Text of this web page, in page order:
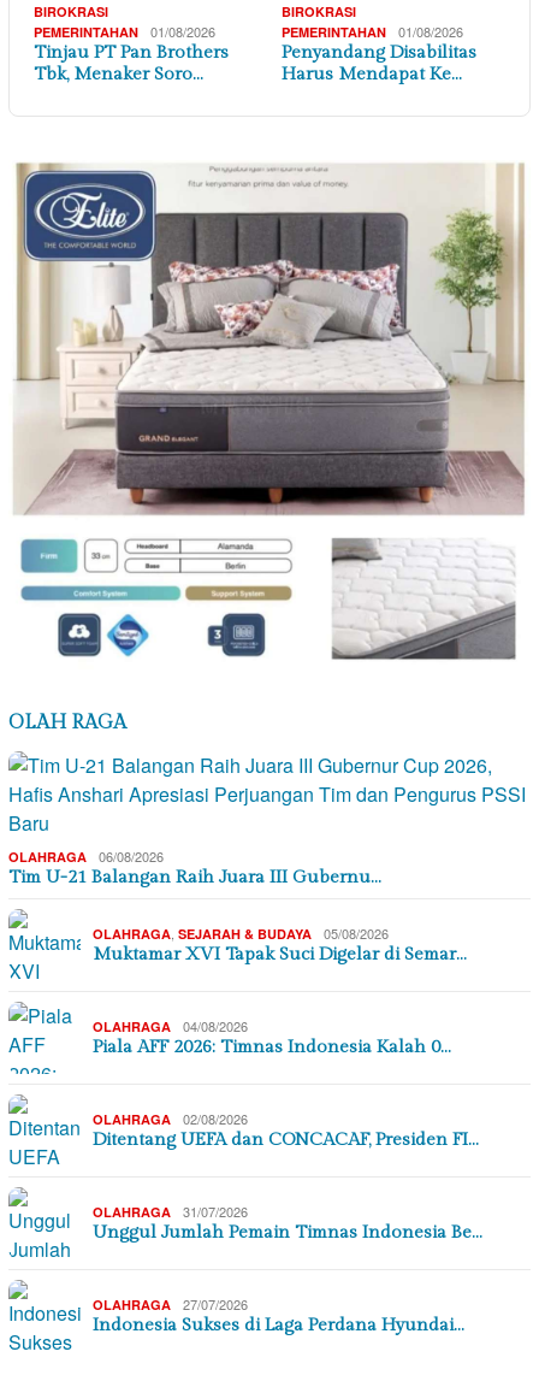
BIROKRASI
PEMERINTAHAN
01/08/2026
Tinjau PT Pan Brothers
Tbk, Menaker Soro…
BIROKRASI
PEMERINTAHAN
01/08/2026
Penyandang Disabilitas
Harus Mendapat Ke…
OLAH RAGA
OLAHRAGA 06/08/2026
Tim U-21 Balangan Raih Juara III Gubernu…
OLAHRAGA SEJARAH & BUDAYA 05/08/2026
Muktamar XVI Tapak Suci Digelar di Semar…
OLAHRAGA 04/08/2026
Piala AFF 2026: Timnas Indonesia Kalah 0…
OLAHRAGA 02/08/2026
Ditentang UEFA dan CONCACAF, Presiden FI…
OLAHRAGA 31/07/2026
Unggul Jumlah Pemain Timnas Indonesia Be…
OLAHRAGA 27/07/2026
Indonesia Sukses di Laga Perdana Hyundai…